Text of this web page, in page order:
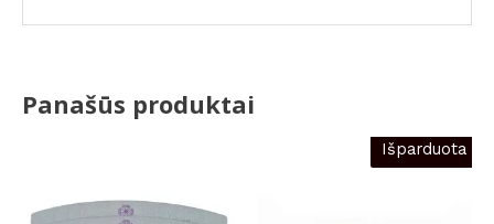
Panašūs produktai
Išparduota